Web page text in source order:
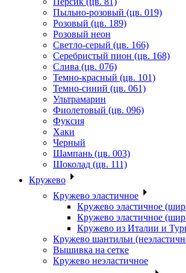
Пыльно-розовый (цв. 019)
Розовый (цв. 189)
Розовый неон
Светло-серый (цв. 166)
Серебристый пион (цв. 168)
Слива (цв. 076)
Темно-красный (цв. 101)
Темно-синий (цв. 061)
Ультрамарин
Фиолетовый (цв. 096)
Фуксия
Хаки
Черный
Шампань (цв. 003)
Шоколад (цв. 111)
Кружево
Кружево эластичное
Кружево эластичное
Кружево эластичное
Кружево из Италии и
Кружево шантильи
Вышивка на сетке
Кружево неэластичное